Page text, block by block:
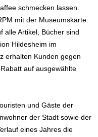
schmecken lassen.
mit der Museumskarte
alle Artikel, Bücher sind
Hildesheim im
erhalten Kunden gegen
auf ausgewählte
und Gäste der
der Stadt sowie der
eines Jahres die